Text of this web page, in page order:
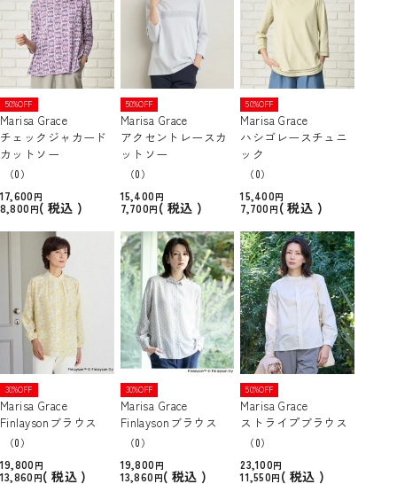
50%OFF
Marisa Grace
チェックジャカード
カットソー
（0）
17,600
8,800
税込
50%OFF
Marisa Grace
アクセントレースカ
ットソー
（0）
15,400
7,700
税込
50%OFF
Marisa Grace
ハシゴレースチュニ
ック
（0）
15,400
7,700
税込
30%OFF
Marisa Grace
Finlaysonブラウス
（0）
19,800
13,860
税込
30%OFF
Marisa Grace
Finlaysonブラウス
（0）
19,800
13,860
税込
50%OFF
Marisa Grace
ストライプブラウス
（0）
23,100
11,550
税込